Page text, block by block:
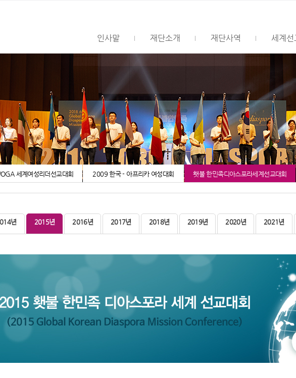
인사말 재단소개 재단사역 세계
세계여성리더선교대회 2009 한국 - 아프리카 여성대회 횃불 한민족디아스포라세계선교대회
년 2015년 2016년 2017년 2018년 2019년 2020년 2021년